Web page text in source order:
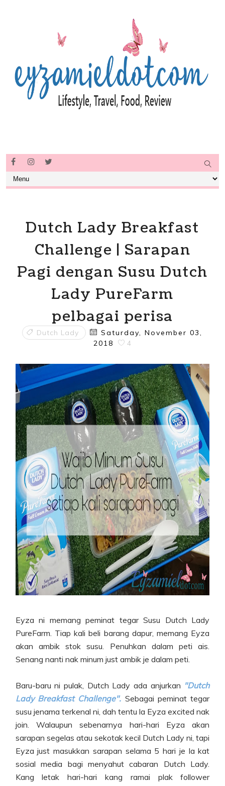
Dutch Lady Breakfast
Challenge | Sarapan
Pagi dengan Susu Dutch
Lady PureFarm
pelbagai perisa
Dutch Lady
Saturday, November 03,
2018
4
Eyza ni memang peminat tegar Susu Dutch Lady
PureFarm. Tiap kali beli barang dapur, memang Eyza
akan ambik stok susu. Penuhkan dalam peti ais.
Senang nanti nak minum just ambik je dalam peti.
Baru-baru ni pulak, Dutch Lady ada anjurkan "Dutch
Lady Breakfast Challenge". Sebagai peminat tegar
susu jenama terkenal ni, dah tentu la Eyza excited nak
join. Walaupun sebenarnya hari-hari Eyza akan
sarapan segelas atau sekotak kecil Dutch Lady ni, tapi
Eyza just masukkan sarapan selama 5 hari je la kat
sosial media bagi menyahut cabaran Dutch Lady.
Kang letak hari-hari kang ramai plak follower